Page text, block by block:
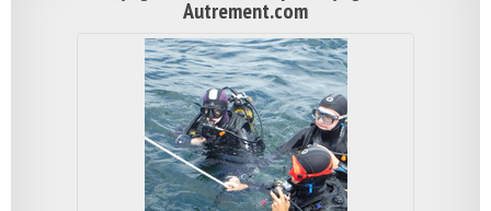
Autrement.com